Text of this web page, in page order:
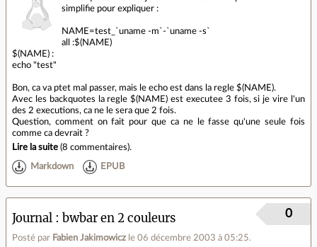
simplifie pour expliquer :
NAME=test_`uname -m`-`uname -s`
all :$(NAME)
$(NAME) :
echo "test"
Bon, ca va ptet mal passer, mais le echo est dans la regle $(NAME).
Avec les backquotes la regle $(NAME) est executee 3 fois, si je vire l'un
des 2 executions, ca ne le sera que 2 fois.
Question, comment on fait pour que ca ne le fasse qu'une seule fois
comme ca devrait ?
Lire la suite (8 commentaires).
Markdown EPUB
Journal bwbar en 2 couleurs
Posté par Fabien Jakimowicz le 06 décembre 2003 à 05:25.
0